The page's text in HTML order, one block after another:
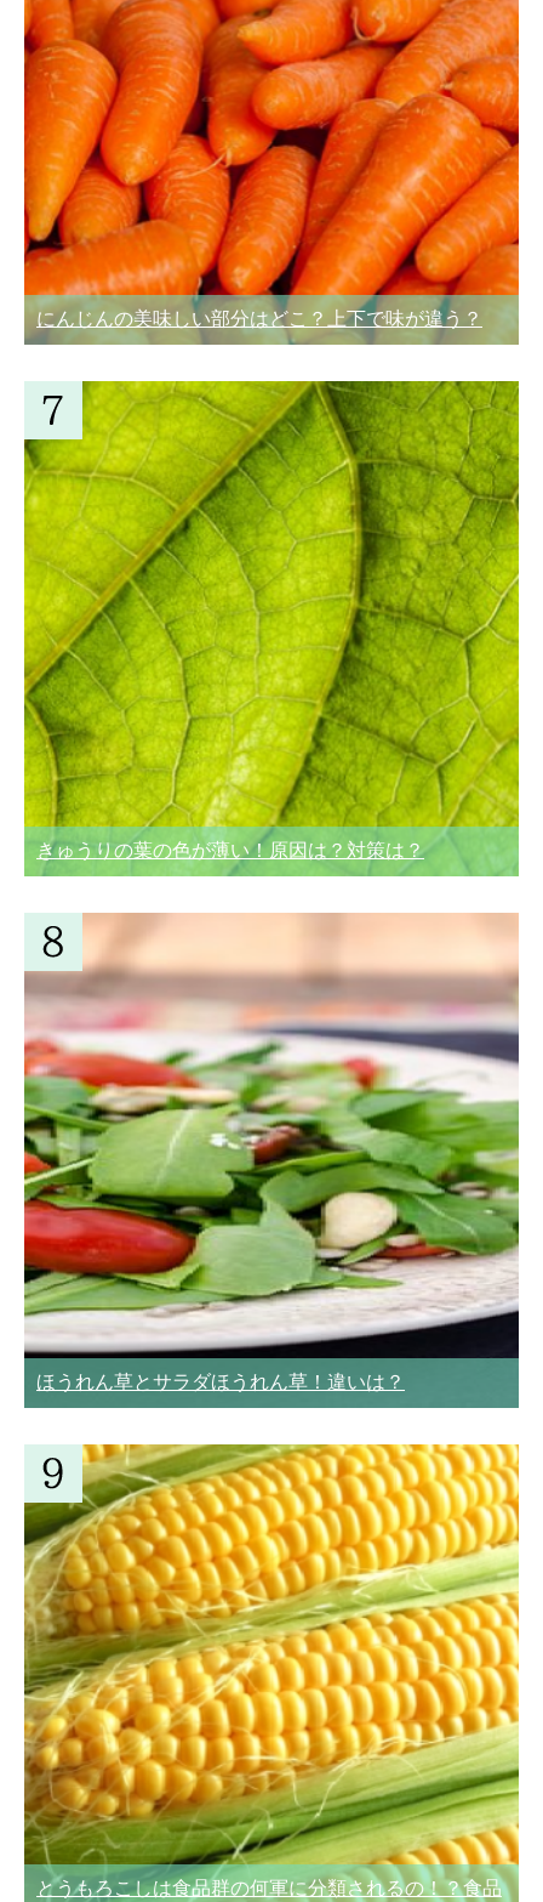
にんじんの美味しい部分はどこ？上下で味が違う？
きゅうりの葉の色が薄い！原因は？対策は？
ほうれん草とサラダほうれん草！違いは？
とうもろこしは食品群の何軍に分類されるの！？食品